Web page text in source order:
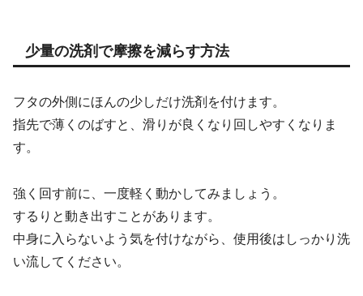
少量の洗剤で摩擦を減らす方法
フタの外側にほんの少しだけ洗剤を付けます。
指先で薄くのばすと、滑りが良くなり回しやすくなりま
す。
強く回す前に、一度軽く動かしてみましょう。
するりと動き出すことがあります。
中身に入らないよう気を付けながら、使用後はしっかり洗
い流してください。